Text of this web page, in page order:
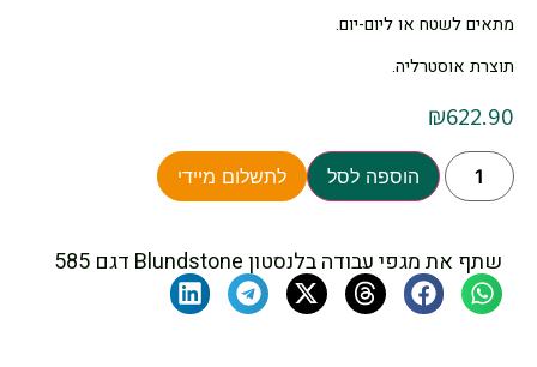
מתאים לשטח או ליום-יום.
תוצרת אוסטרליה.
₪622.90
הוספה לסל לתשלום מיידי
שתף את מגפי עבודה בלנסטון Blundstone דגם 585